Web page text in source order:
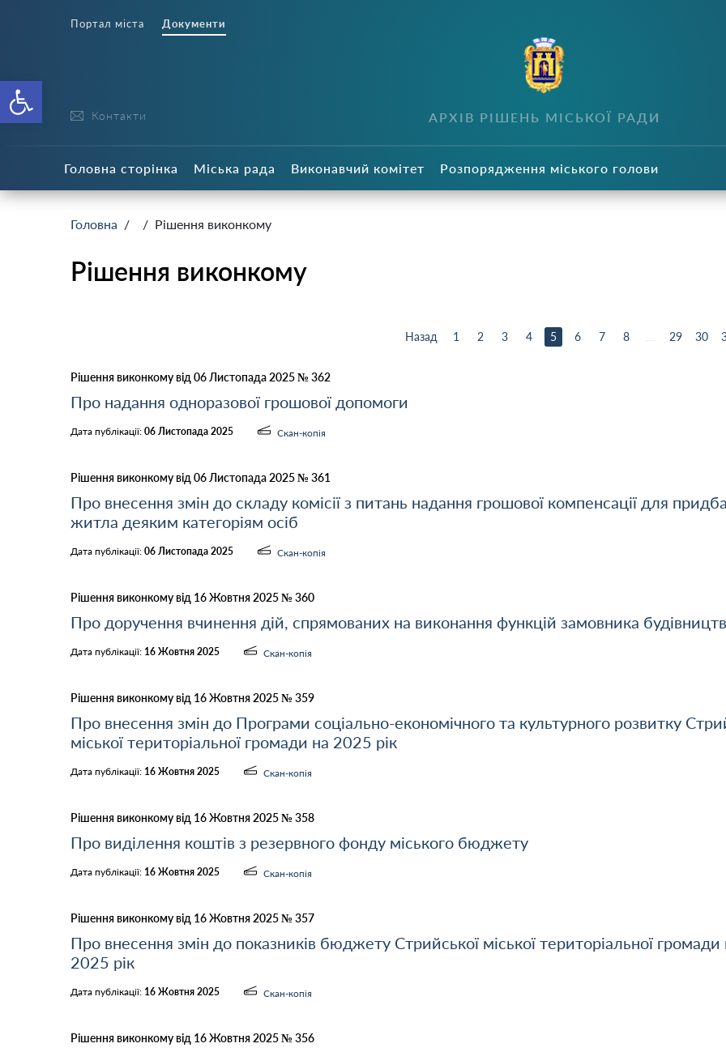
Відкрити Панель інструментів
Портал міста Документи
Контакти АРХІВ РІШЕНЬ МІСЬКОЇ РАДИ
Головна сторінка Міська рада Виконавчий комітет Розпорядження міського голови
Головна / / Рішення виконкому
Рішення виконкому
Назад 1 2 3 4 5 6 7 8 29 30
Рішення виконкому від 06 Листопада 2025 № 362
Про надання одноразової грошової допомоги
Дата публікації: 06 Листопада 2025 Скан-копія
Рішення виконкому від 06 Листопада 2025 № 361
Про внесення змін до складу комісії з питань надання грошової компенсації для
житла деяким категоріям осіб
Дата публікації: 06 Листопада 2025 Скан-копія
Рішення виконкому від 16 Жовтня 2025 № 360
Про доручення вчинення дій, спрямованих на виконання функцій замовника
Дата публікації: 16 Жовтня 2025 Скан-копія
Рішення виконкому від 16 Жовтня 2025 № 359
Про внесення змін до Програми соціально-економічного та культурного розвитку
міської територіальної громади на 2025 рік
Дата публікації: 16 Жовтня 2025 Скан-копія
Рішення виконкому від 16 Жовтня 2025 № 358
Про виділення коштів з резервного фонду міського бюджету
Дата публікації: 16 Жовтня 2025 Скан-копія
Рішення виконкому від 16 Жовтня 2025 № 357
Про внесення змін до показників бюджету Стрийської міської територіальної громади
2025 рік
Дата публікації: 16 Жовтня 2025 Скан-копія
Рішення виконкому від 16 Жовтня 2025 № 356